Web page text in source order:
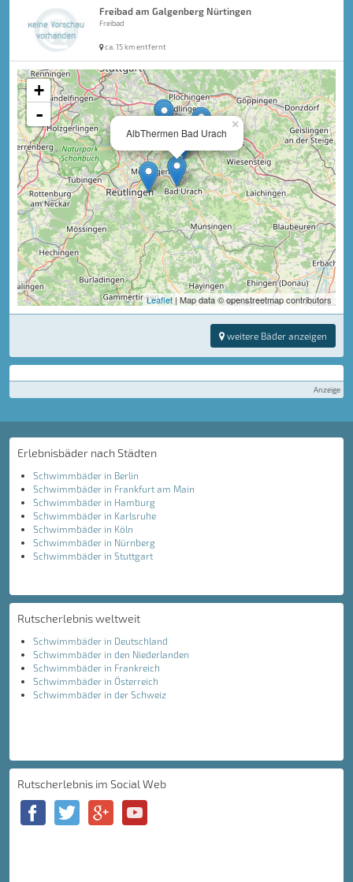
Freibad am Galgenberg Nürtingen
Freibad
ca. 15 km entfernt
×
AlbThermen Bad Urach
+
-
Leaflet | Map data © openstreetmap contributors
weitere Bäder anzeigen
Anzeige
Erlebnisbäder nach Städten
Schwimmbäder in Berlin
Schwimmbäder in Frankfurt am Main
Schwimmbäder in Hamburg
Schwimmbäder in Karlsruhe
Schwimmbäder in Köln
Schwimmbäder in Nürnberg
Schwimmbäder in Stuttgart
Rutscherlebnis weltweit
Schwimmbäder in Deutschland
Schwimmbäder in den Niederlanden
Schwimmbäder in Frankreich
Schwimmbäder in Österreich
Schwimmbäder in der Schweiz
Rutscherlebnis im Social Web